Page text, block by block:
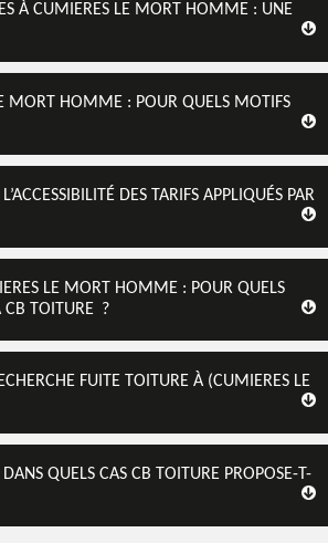
À CUMIERES LE MORT HOMME : UNE
MORT HOMME : POUR QUELS MOTIFS
DES TARIFS APPLIQUÉS PAR
LE MORT HOMME : POUR QUELS
CB TOITURE ?
FUITE TOITURE À (CUMIERES LE
QUELS CAS CB TOITURE PROPOSE-T-